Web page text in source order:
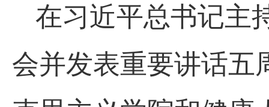
在习近平总书记主
会并发表重要讲话五